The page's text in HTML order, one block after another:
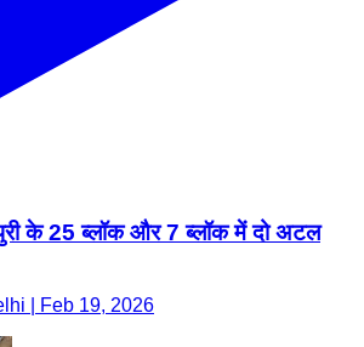
के 25 ब्लॉक और 7 ब्लॉक में दो अटल
| Feb 19, 2026